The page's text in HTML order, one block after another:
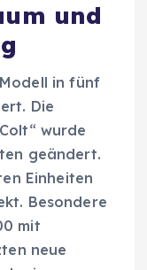
und
in fünf
Die
wurde
geändert.
Einheiten
Besondere
mit
neue